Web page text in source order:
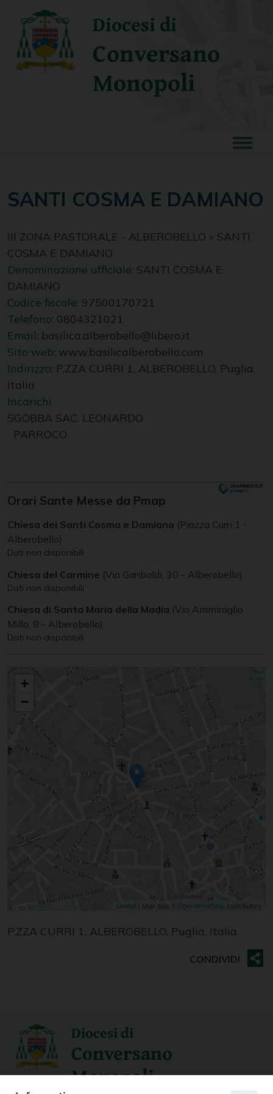
content
Diocesi di
Conversano
Monopoli
SANTI COSMA E DAMIANO
III ZONA PASTORALE - ALBEROBELLO » SANTI
COSMA E DAMIANO
Denominazione ufficiale: SANTI COSMA E
DAMIANO
Codice fiscale: 97500170721
Telefono: 0804321021
Email: basilica.alberobello@libero.it
Sito web: www.basilicalberobello.com
Indirizzo: P.ZZA CURRI 1, ALBEROBELLO, Puglia,
Italia
Incarichi
SGOBBA SAC. LEONARDO
PARROCO
Orari Sante Messe da Pmap
Chiesa dei Santi Cosma e Damiano (Piazza Curri 1 -
Alberobello)
Dati non disponibili
Chiesa del Carmine (Via Garibaldi, 30 - Alberobello)
Dati non disponibili
Chiesa di Santa Maria della Madia (Via Ammiraglio
Millo, 8 - Alberobello)
Dati non disponibili
SANTI COSMA E DAMIANO
+
−
Leaflet | Map data © OpenStreetMap contributors
P.ZZA CURRI 1, ALBEROBELLO, Puglia, Italia
Diocesi di
Conversano
Monopoli